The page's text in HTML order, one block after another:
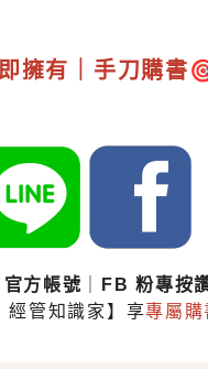
擁有｜手刀購書
方帳號 FB 粉專按
經管知識家】享專屬購